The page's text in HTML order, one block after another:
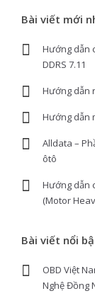
Bài viết mới
Hướng dẫn
DDRS 7.11
Hướng dẫn
Hướng dẫn
Alldata –
ôtô
Hướng dẫn
(Motor
Bài viết nổi
OBD Việt
Nghệ Đồng